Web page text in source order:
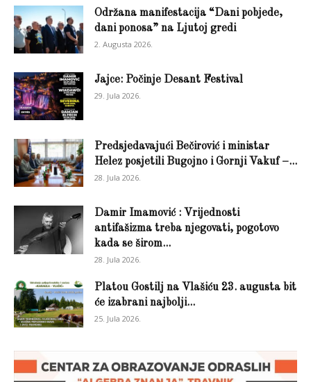
Održana manifestacija “Dani pobjede,
dani ponosa” na Ljutoj gredi
2. Augusta 2026.
Jajce: Počinje Desant Festival
29. Jula 2026.
Predsjedavajući Bečirović i ministar
Helez posjetili Bugojno i Gornji Vakuf –...
28. Jula 2026.
Damir Imamović : Vrijednosti
antifašizma treba njegovati, pogotovo
kada se širom...
28. Jula 2026.
Platou Gostilj na Vlašiću 23. augusta bit
će izabrani najbolji...
25. Jula 2026.